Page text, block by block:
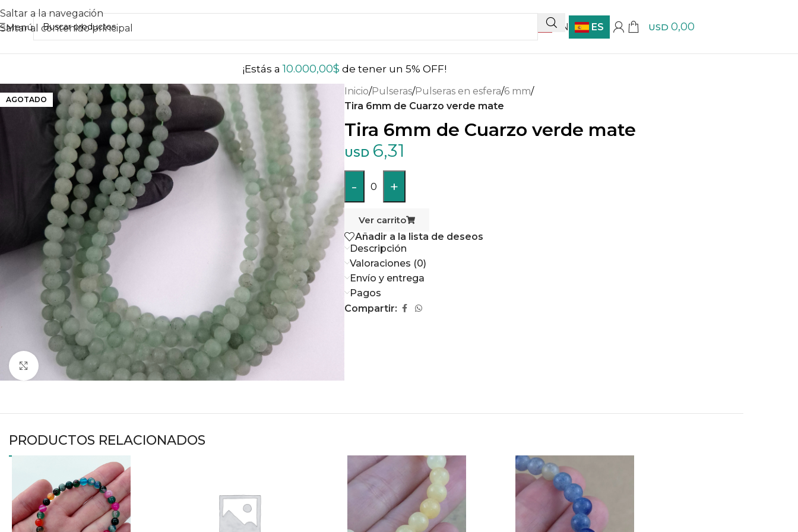
Saltar a la navegación
Saltar al contenido principal
Menú EN ES USD 0,00
¡Estás a10.000,00$ de tener un 5% OFF!
AGOTADO
Haga clic para ampliar
Inicio/Pulseras/Pulseras en esfera/6 mm/
Tira 6mm de Cuarzo verde mate
Tira 6mm de Cuarzo verde mate
USD 6,31
- 0 +
Ver carrito
Añadir a la lista de deseos
Descripción
Valoraciones (0)
Envío y entrega
Pagos
Compartir:
PRODUCTOS RELACIONADOS